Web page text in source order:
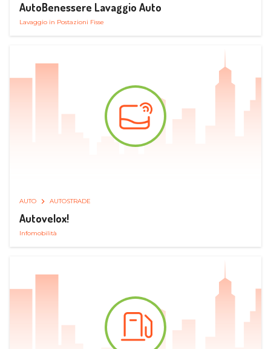
AutoBenessere Lavaggio Auto
Lavaggio in Postazioni Fisse
AUTO AUTOSTRADE
Autovelox!
Infomobilità